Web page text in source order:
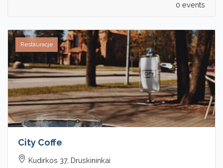
0 events
Restauracje
City Coffe
Kudirkos 37, Druskininkai